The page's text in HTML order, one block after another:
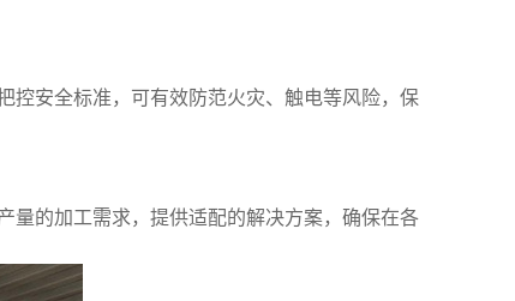
控安全标准，可有效防范火灾、触电等风险，保
量的加工需求，提供适配的解决方案，确保在各